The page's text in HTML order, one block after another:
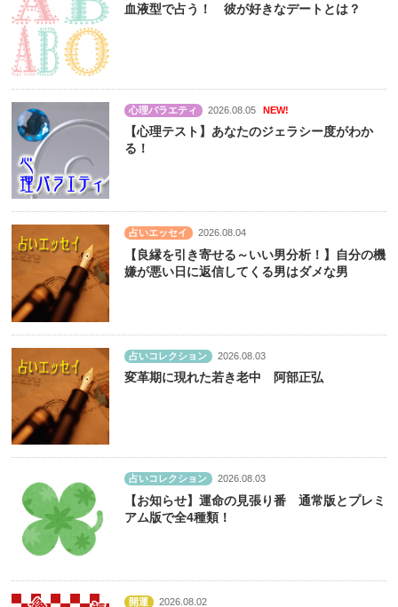
血液型で占う！ 彼が好きなデートとは？
心理バラエティ 2026.08.05 NEW!
【心理テスト】あなたのジェラシー度がわか
る！
占いエッセイ 2026.08.04
【良縁を引き寄せる～いい男分析！】自分の機
嫌が悪い日に返信してくる男はダメな男
占いコレクション 2026.08.03
変革期に現れた若き老中 阿部正弘
占いコレクション 2026.08.03
【お知らせ】運命の見張り番 通常版とプレミ
アム版で全4種類！
開運 2026.08.02